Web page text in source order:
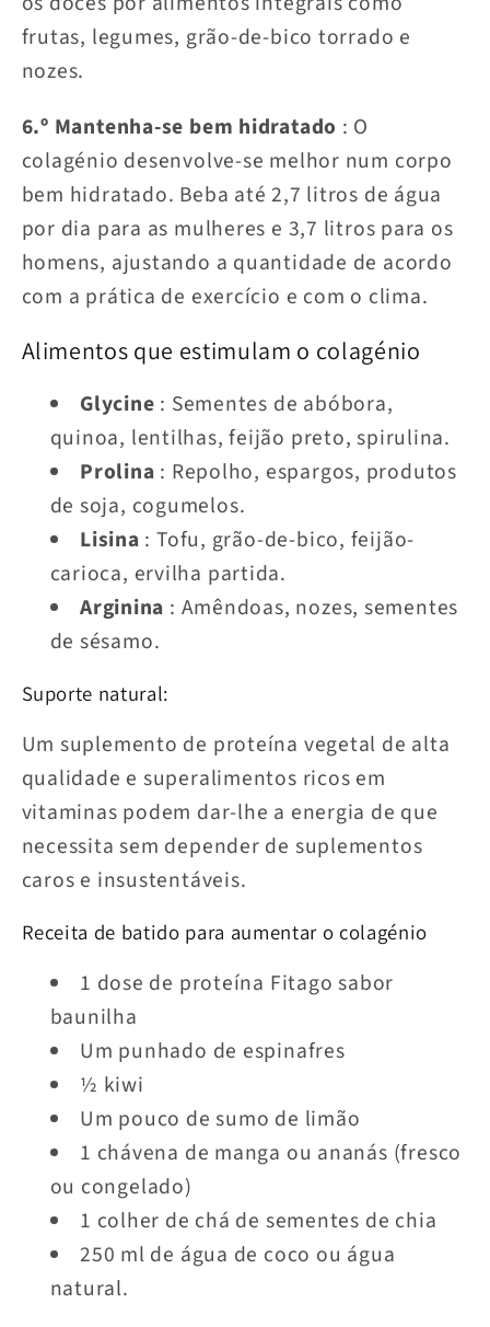
frutas, legumes, grão-de-bico torrado e
nozes.
6.º Mantenha-se bem hidratado : O
colagénio desenvolve-se melhor num corpo
bem hidratado. Beba até 2,7 litros de água
por dia para as mulheres e 3,7 litros para os
homens, ajustando a quantidade de acordo
com a prática de exercício e com o clima.
Alimentos que estimulam o colagénio
Glycine : Sementes de abóbora,
quinoa, lentilhas, feijão preto, spirulina.
Prolina : Repolho, espargos, produtos
de soja, cogumelos.
Lisina : Tofu, grão-de-bico, feijão-
carioca, ervilha partida.
Arginina : Amêndoas, nozes, sementes
de sésamo.
Suporte natural:
Um suplemento de proteína vegetal de alta
qualidade e superalimentos ricos em
vitaminas podem dar-lhe a energia de que
necessita sem depender de suplementos
caros e insustentáveis.
Receita de batido para aumentar o colagénio
1 dose de proteína Fitago sabor
baunilha
Um punhado de espinafres
½ kiwi
Um pouco de sumo de limão
1 chávena de manga ou ananás (fresco
ou congelado)
1 colher de chá de sementes de chia
250 ml de água de coco ou água
natural.